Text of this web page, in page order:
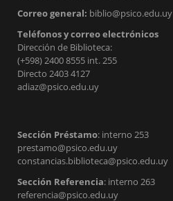
Correo general: biblio@psico.edu.uy
Teléfonos y correo electrónicos
Dirección de Biblioteca:
(+598) 2400 8555 int. 255
Directo 2403 4127
adiaz@psico.edu.uy
Sección Préstamo: interno 253
prestamo@psico.edu.uy
constancias.biblioteca@psico.edu.uy
Sección Referencia: interno 263
referencia@psico.edu.uy